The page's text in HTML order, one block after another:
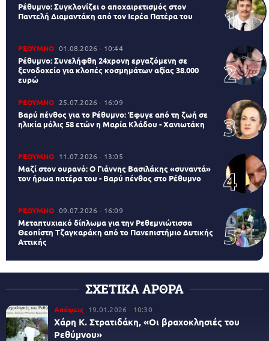
Ρέθυμνο: Συγκλονίζει ο αποχαιρετισμός στον
Παντελή Διαμαντάκη από τον Ιερέα Πατέρα του
ΡΕΘΥΜΝΟ 01.08.2026 10:44
Ρέθυμνο: Συνελήφθη 24χρονη εργαζόμενη σε
ξενοδοχείο για κλοπές κοσμημάτων αξίας 38.000
ευρώ
ΡΕΘΥΜΝΟ 25.07.2026 16:09
Βαρύ πένθος για το Ρέθυμνο: Έφυγε από τη ζωή σε
ηλικία μόλις 58 ετών η Μαρία Κλάδου - Χανιωτάκη
ΡΕΘΥΜΝΟ 11.07.2026 13:05
Μαζί στον ουρανό: Ο Γιάννης Βασιλάκης «συναντά»
τον ήρωα πατέρα του - Βαρύ πένθος στο Ρέθυμνο
ΡΕΘΥΜΝΟ 09.07.2026 16:09
Μεταπτυχιακό δίπλωμα για την Ρεθεμνιώτισσα
Θεοπίστη Τζαγκαράκη από το Πανεπιστήμιο Δυτικής
Αττικής
ΣΧΕΤΙΚΑ ΑΡΘΡΑ
Απόψεις 19.01.2026 10:30
Χάρη Κ. Στρατιδάκη, «Οι βραχοκλησιές του
Ρεθύμνου»